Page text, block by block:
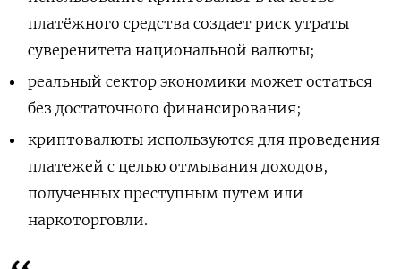
платёжного средства создает риск утраты
суверенитета национальной валюты;
реальный сектор экономики может остаться
без достаточного финансирования;
криптовалюты используются для проведения
платежей с целью отмывания доходов,
полученных преступным путем или
наркоторговли.